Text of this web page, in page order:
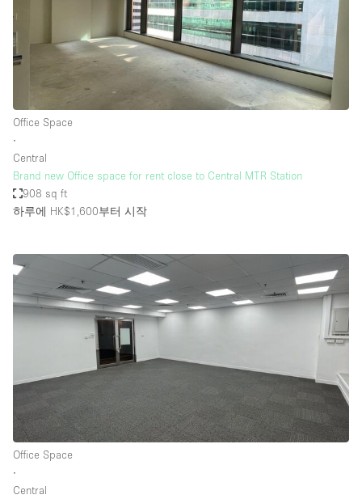
Office Space
∙
Central
Brand new Office space for rent close to Central MTR Station
908 sq ft
하루에 HK$1,600부터 시작
Office Space
∙
Central